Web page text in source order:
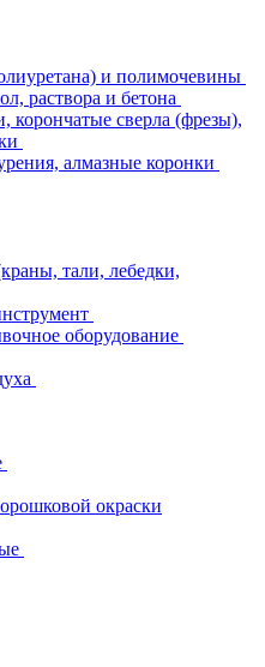
и полимочевины
раствора и бетона
корончатые сверла (фрезы),
алмазные коронки
тали, лебедки,
оборудование
окраски